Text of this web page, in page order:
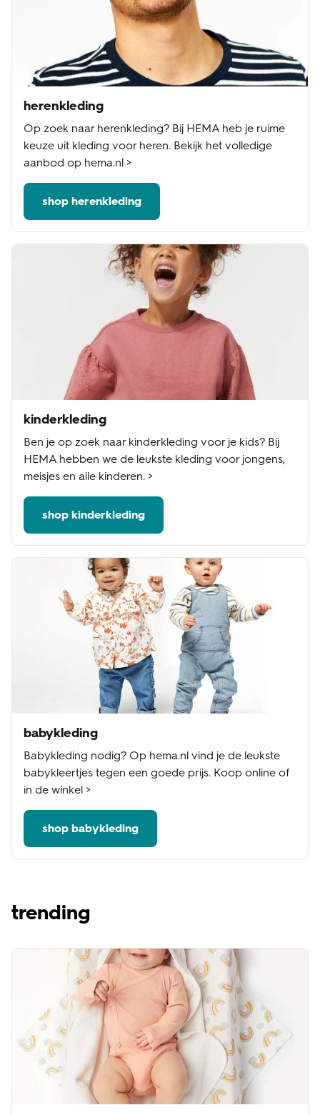
herenkleding
Op zoek naar herenkleding? Bij HEMA heb je ruime
keuze uit kleding voor heren. Bekijk het volledige
aanbod op hema.nl >
shop herenkleding
kinderkleding
Ben je op zoek naar kinderkleding voor je kids? Bij
HEMA hebben we de leukste kleding voor jongens,
meisjes en alle kinderen. >
shop kinderkleding
babykleding
Babykleding nodig? Op hema.nl vind je de leukste
babykleertjes tegen een goede prijs. Koop online of
in de winkel >
shop babykleding
trending